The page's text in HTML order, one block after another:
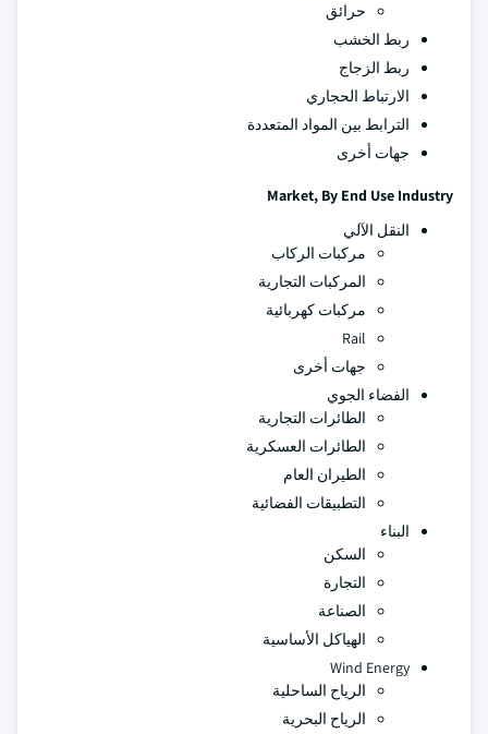
حرائق
ربط الخشب
ربط الزجاج
الارتباط الحجاري
الترابط بين المواد المتعددة
جهات أخرى
Market, By End Use Industry
النقل الآلي
مركبات الركاب
المركبات التجارية
مركبات كهربائية
Rail
جهات أخرى
الفضاء الجوي
الطائرات التجارية
الطائرات العسكرية
الطيران العام
التطبيقات الفضائية
البناء
السكن
التجارة
الصناعة
الهياكل الأساسية
Wind Energy
الرياح الساحلية
الرياح البحرية